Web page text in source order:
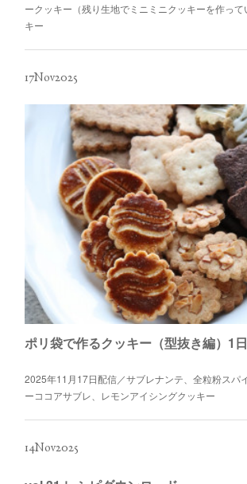
ークッキー（残り生地でミニミニクッキーを作って
キー
17Nov2025
2025年11月17日配信／サブレナンテ、全粒粉スパ
ーココアサブレ、レモンアイシングクッキー
14Nov2025